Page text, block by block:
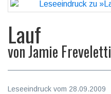
Lauf
vonJamie Freveletti
Leseeindruck vom 28.09.2009